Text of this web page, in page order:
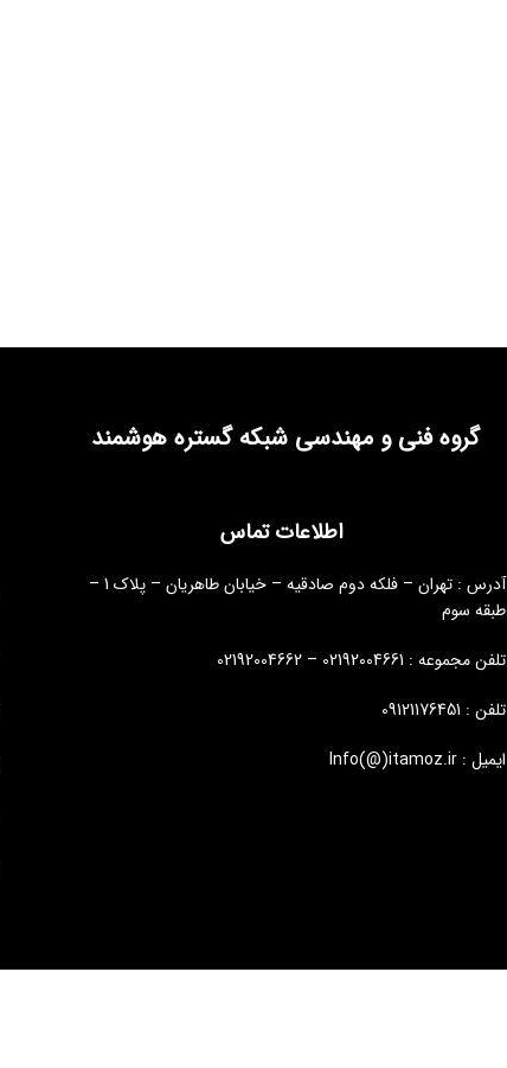
گروه فنی و مهندسی شبکه گستره هوشمند
اطلاعات تماس
آدرس : تهران – فلکه دوم صادقیه – خیابان طاهریان – پلاک 1 –
طبقه سوم
تلفن مجموعه : 02192004661 – 02192004662
تلفن : 09121176451
ایمیل : Info(@)itamoz.ir